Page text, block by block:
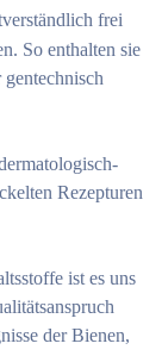
frei
So enthalten sie
Rezepturen
ist es uns
der Bienen,